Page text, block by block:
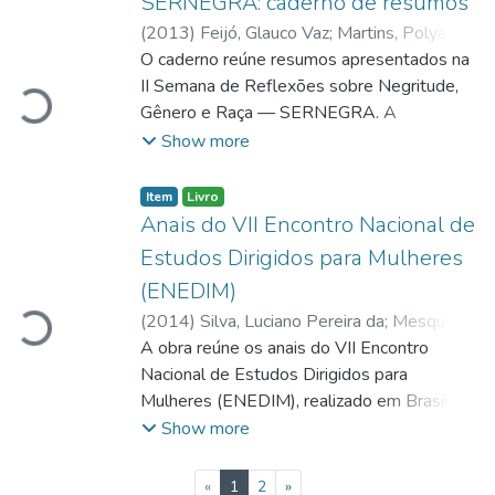
combate a incêndios, primeiros socorros e
ergonomia. O material busca contribuir para
a formação de estudantes de cursos
técnicos e tecnológicos, desenvolvendo
uma mentalidade prevencionista e a
promoção da saúde, da segurança e da
qualidade no ambiente de trabalho.
Loading...
(2013) Feijó, Glauco Vaz; Martins, Polyanna
Maria Ribeiro Alves
O caderno reúne resumos apresentados na
II Semana de Reflexões sobre Negritude,
Gênero e Raça — SERNEGRA. A
publicação aborda temas relacionados a
públicas, tradições afrodescendentes,
diásporas negras, literatura negra brasileira,
literaturas africanas, mídia e racismo,
identidades negras, dissidência sexual e de
gênero, experiências sociais e análise crítica
do discurso sobre negritude, gênero e raça.
Show more
Loading...
Item Livro
Anais do VII Encontro Nacional de
Estudos Dirigidos para Mulheres
(ENEDIM)
(2014) Silva, Luciano Pereira da; Mesquita,
Wákila Nieble Rodrigues de
A obra reúne os anais do VII Encontro
Nacional de Estudos Dirigidos para
Mulheres (ENEDIM), realizado em Brasília
nos dias 14 e 15 de maio de 2013. A
mulheres, gênero, ciência, inclusão digital,
Show more
« 1 (current)
2 »